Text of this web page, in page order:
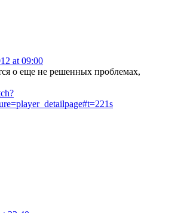
at 09:00
о еще не решенных проблемах,